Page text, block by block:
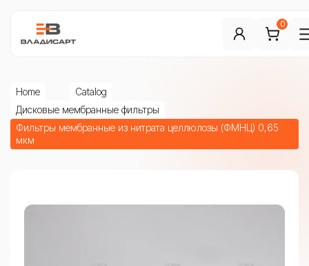
0
Home
Catalog
Дисковые мембранные фильтры
Фильтры мембранные из нитрата целлюлозы (ФМНЦ) 0,65
мкм